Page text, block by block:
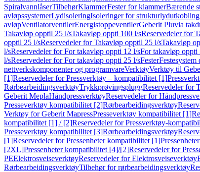
SpiralvannlåserTilbehørKlammerFester for klammerBærende
avløpssystemerLydisoleringIsoleringer for strukturlydutkobling
avløpVentilatorventilerEnergistoppeventilerGeberit Pluvia
Takavløp opptil 25 l/sTakavløp oppti 100 l/sReservedeler for
opptil 25 l/sReservedeler for Takavløp opptil 25 l/sTakavløp
l/sReservedeler for For takavløp oppti 12 l/sFor takavløp oppti
l/sReservedeler for For takavløp oppti 25 l/sFesterFestesystem
nettverkskomponenter og programvareVerktøyVerktøy til
[1]Reservedeler for Pressverktøy – kompatibilitet [1]
RørbearbeidingsverktøyTrykkprøvingspluggReservedeler for
Geberit MeplaHåndpressverktøyReservedeler for
Presseverktøy kompatibilitet [2]Rørbearbeidingsverktøy
Verktøy for Geberit MapressPresseverktøy kompatibilitet [1]
kompatibilitet [1] / [2]Reservedeler for Pressverktøy-
Presseverktøy kompatibilitet [3]Rørbearbeidingsverktøy
[1]Reservedeler for Pressenheter kompatibilitet [1]
[2XL]Pressenheter kompatibilitet [4]/[2]Reservedeler for
PEElektrosveiseverktøyReservedeler for Elektrosveiseverktøy
RørbearbeidingsverktøyTilbehør for rørbearbeidingsverktøy